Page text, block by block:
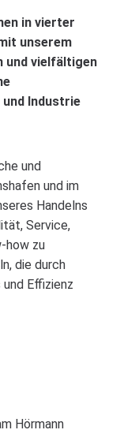
in vierter
unserem
und vielfältigen
Industrie
und
und im
Handelns
Service,
how zu
die durch
Effizienz